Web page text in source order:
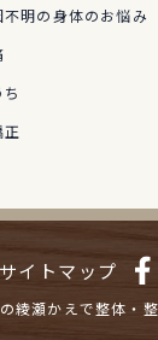
明の身体のお悩み
綾瀬かえで整体・
サイトマップ